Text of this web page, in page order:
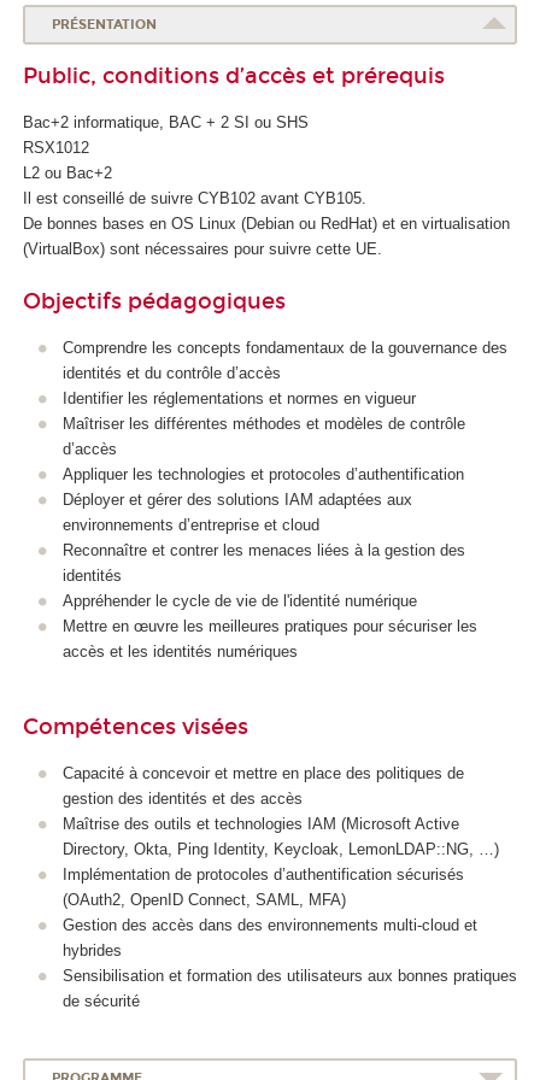
o
l
e
u
n
u
m
é
r
q
e
e
t
d
e
l
'
I
A
PRÉSENTATION
Public, conditions d’accès et prérequis
Bac+2 informatique, BAC + 2 SI ou SHS
RSX1012
L2 ou Bac+2
Il est conseillé de suivre CYB102 avant CYB105.
De bonnes bases en OS Linux (Debian ou RedHat) et en virtualisation
(VirtualBox) sont nécessaires pour suivre cette UE.
Objectifs pédagogiques
Comprendre les concepts fondamentaux de la gouvernance des
identités et du contrôle d’accès
Identifier les réglementations et normes en vigueur
Maîtriser les différentes méthodes et modèles de contrôle
d’accès
Appliquer les technologies et protocoles d’authentification
Déployer et gérer des solutions IAM adaptées aux
environnements d’entreprise et cloud
Reconnaître et contrer les menaces liées à la gestion des
identités
Appréhender le cycle de vie de l'identité numérique
Mettre en œuvre les meilleures pratiques pour sécuriser les
accès et les identités numériques
Compétences visées
Capacité à concevoir et mettre en place des politiques de
gestion des identités et des accès
Maîtrise des outils et technologies IAM (Microsoft Active
Directory, Okta, Ping Identity, Keycloak, LemonLDAP::NG, …)
Implémentation de protocoles d’authentification sécurisés
(OAuth2, OpenID Connect, SAML, MFA)
Gestion des accès dans des environnements multi-cloud et
hybrides
Sensibilisation et formation des utilisateurs aux bonnes pratiques
de sécurité